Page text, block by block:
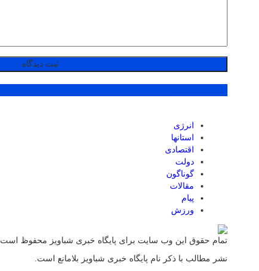
انرژی
استانها
اقتصادی
دولت
گوناگون
مقالات
پیام
ورزش
تمام حقوق این وب سایت برای پایگاه خبری شباویز محفوظ است.
نشر مطالب با ذکر نام پایگاه خبری شباویز بلامانع است.